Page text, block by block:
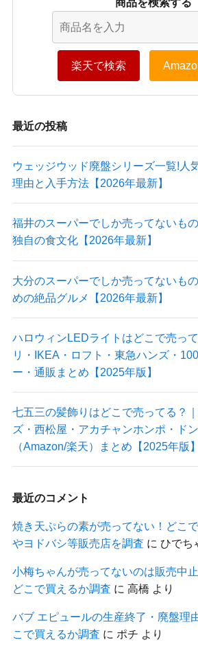
楽天で検索
最近の投稿
ウェッジウッド廃盤シリーズ一覧!人
理由と入手方法【2026年最新】
福井のスーパーでしか売ってないも
独自の食文化【2026年最新】
大分のスーパーでしか売ってないも
めの絶品グルメ【2026年最新】
ハロウィンLEDライトはどこで売っ
リ・IKEA・ロフト・東急ハンズ・
ー・通販まとめ【2025年版】
七五三の髪飾りはどこで売ってる？
ズ・西松屋・アカチャンホンポ・ド
（Amazon/楽天）まとめ【2025年版】
最近のコメント
焼き天ぷらの素が売ってない！どこ
やヨドバシ等販売店を調査 に ひでち
小梅ちゃんが売ってないのは販売中
どこで買えるか調査 に 高橋 より
バブ エピュールの生産終了・廃盤理
こで買えるか調査 に ポチ より